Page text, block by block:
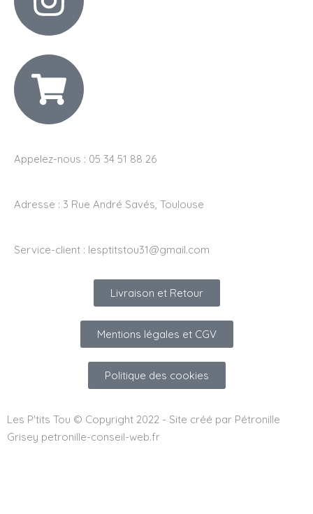
Appelez-nous : 05 34 51 88 26
Adresse : 3 Rue André Savés, Toulouse
Service-client : lesptitstou31@gmail.com
Livraison et Retour
Mentions légales et CGV
Politique des cookies
Les P'tits Tou © Copyright 2022 - Site créé par Pétronille
Grisey petronille-conseil-web.fr